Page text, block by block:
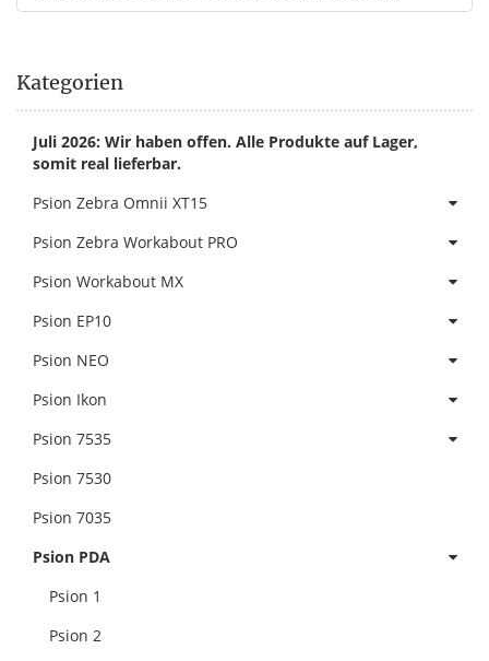
Kategorien
Juli 2026: Wir haben offen. Alle Produkte auf Lager,
somit real lieferbar.
Psion Zebra Omnii XT15
Psion Zebra Workabout PRO
Psion Workabout MX
Psion EP10
Psion NEO
Psion Ikon
Psion 7535
Psion 7530
Psion 7035
Psion PDA
Psion 1
Psion 2